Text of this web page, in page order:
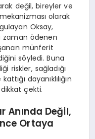
değil, bireyler ve
olarak
Oksay,
zaman ödenen
münferit
söyledi. Buna
riskler, sağladığı
dayanıklılığın
çekti.
Anında Değil,
Ortaya